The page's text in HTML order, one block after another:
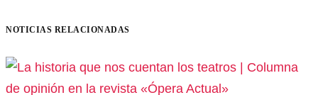
NOTICIAS RELACIONADAS